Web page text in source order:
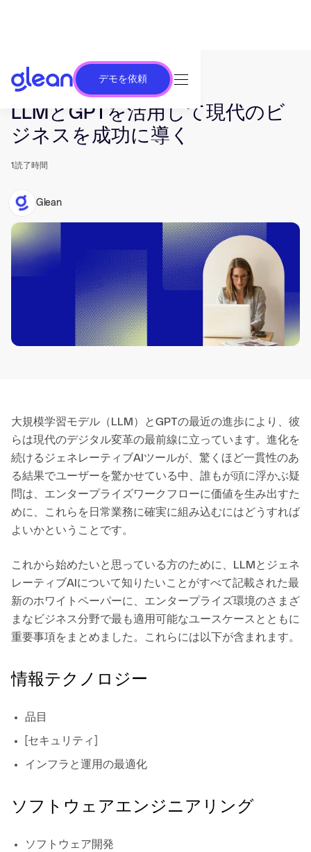
デモを依頼
発行済み Mar 27, 2023. 最終更新日 Jun 26, 2025.
LLMとGPTを活用して現代のビ
ジネスを成功に導く
1 読了時間
Glean
大規模学習モデル（LLM）とGPTの最近の進歩により、彼
らは現代のデジタル変革の最前線に立っています。進化を
続けるジェネレーティブAIツールが、驚くほど一貫性のあ
る結果でユーザーを驚かせている中、誰もが頭に浮かぶ疑
問は、エンタープライズワークフローに価値を生み出すた
めに、これらを日常業務に確実に組み込むにはどうすれば
よいかということです。
これから始めたいと思っている方のために、LLMとジェネ
レーティブAIについて知りたいことがすべて記載された最
新のホワイトペーパーに、エンタープライズ環境のさまざ
まなビジネス分野で最も適用可能なユースケースとともに
重要事項をまとめました。これらには以下が含まれます。
情報テクノロジー
品目
[セキュリティ]
インフラと運用の最適化
ソフトウェアエンジニアリング
ソフトウェア開発